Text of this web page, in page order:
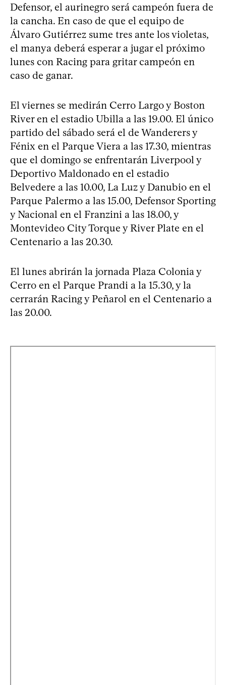
Defensor, el aurinegro será campeón fuera de
la cancha. En caso de que el equipo de
Álvaro Gutiérrez sume tres ante los violetas,
el manya deberá esperar a jugar el próximo
lunes con Racing para gritar campeón en
caso de ganar.
El viernes se medirán Cerro Largo y Boston
River en el estadio Ubilla a las 19.00. El único
partido del sábado será el de Wanderers y
Fénix en el Parque Viera a las 17.30, mientras
que el domingo se enfrentarán Liverpool y
Deportivo Maldonado en el estadio
Belvedere a las 10.00, La Luz y Danubio en el
Parque Palermo a las 15.00, Defensor Sporting
y Nacional en el Franzini a las 18.00, y
Montevideo City Torque y River Plate en el
Centenario a las 20.30.
El lunes abrirán la jornada Plaza Colonia y
Cerro en el Parque Prandi a la 15.30, y la
cerrarán Racing y Peñarol en el Centenario a
las 20.00.